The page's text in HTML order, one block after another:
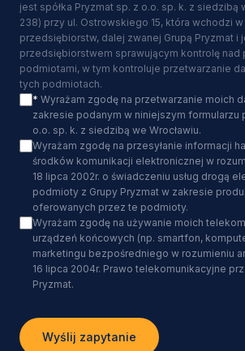
jest spółka Pryzmat sp. z o.o. sp. k. z siedzibą
238) przy ul. Ostrowskiego 15, która wchodzi w
przedsiębiorstw, dalej zwanej Grupą Pryzmat i
przedsiębiorstwem sprawującym kontrolę nad
podmiotami, w tym kontroluje przetwarzanie
tych podmiotach.
* Wyrażam zgodę na przetwarzanie moich
zakresie podanym w niniejszym formularzu
o.o. sp. k. z siedzibą we Wrocławiu.
Wyrażam zgodę na przesyłanie informacji
środków komunikacji elektronicznej w
18 lipca 2002r. o świadczeniu usług drogą
podmioty z Grupy Pryzmat w zakresie
oferowanych przez te podmioty.
Wyrażam zgodę na używanie moich
urządzeń końcowych (np. smartfon,
marketingu bezpośredniego w rozumieniu
16 lipca 2004r. Prawo telekomunikacyjne
Pryzmat.
Wyślij zapytanie